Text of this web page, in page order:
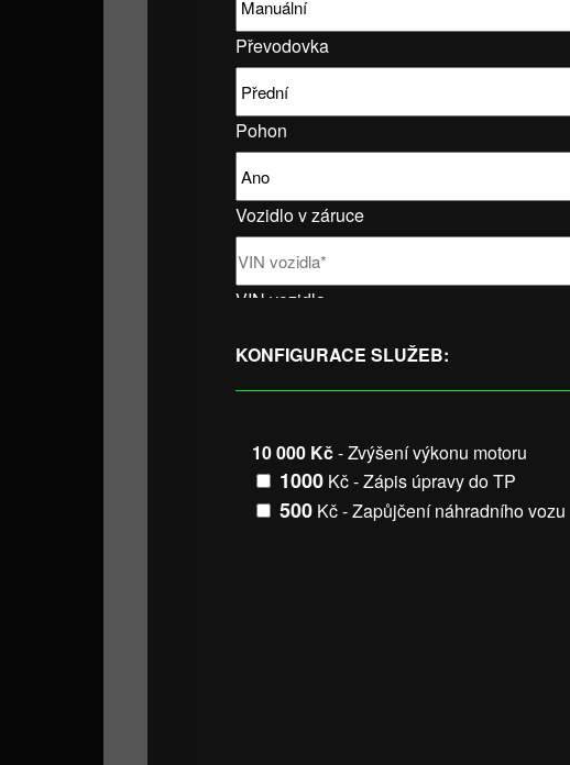
Převodovka
Pohon
Vozidlo v záruce
VIN vozidla
KONFIGURACE SLUŽEB:
10 000 Kč- Zvýšení výkonu motoru
1000Kč - Zápis úpravy do TP
500Kč - Zapůjčení náhradního vozu